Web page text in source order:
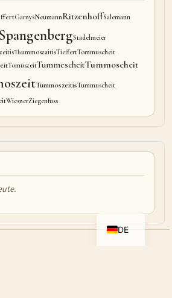
GarnysNeumannRitzenhoffSalemann
SpangenbergStadelmeier
ThummoszaitisTieffertTommuscheit
TomuszeitTummescheitTummoscheit
TummoszeitisTummuscheit
WiesnerZiegenfuss
DE